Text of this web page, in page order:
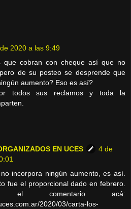
2020 a las 9:49
que cobran con cheque así que no
de su posteo se desprende que
aumento? Eso es así?
todos sus reclamos y toda la
EN UCES
4 de
incorpora ningún aumento, es así.
fue el proporcional dado en febrero.
el comentario acá:
2020/03/carta-los-